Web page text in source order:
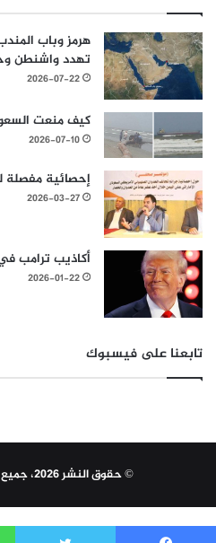
هرمز وباب
تهدد واشنطن
2026-07-22
كيف منعت
2026-07-10
إحصائية مفصلة لـ11 عاماً من العدوان على
2026-03-27
أكاذيب ترامب في
2026-01-22
تابعنا على فيسبوك
© حقوق النشر 2026، جميع الحقوق محفوظة |